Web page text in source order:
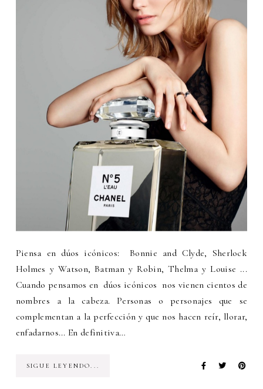
Piensa en dúos icónicos: Bonnie and Clyde, Sherlock
Holmes y Watson, Batman y Robin, Thelma y Louise ...
Cuando pensamos en dúos icónicos nos vienen cientos de
nombres a la cabeza. Personas o personajes que se
complementan a la perfección y que nos hacen reír, llorar,
enfadarnos... En definitiva…
SIGUE LEYENDO...